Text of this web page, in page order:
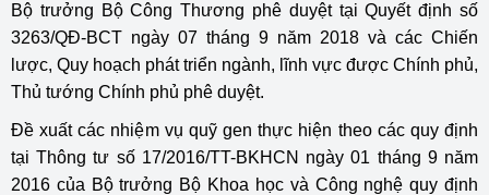
Bộ trưởng Bộ Công Thương phê duyệt tại Quyết định số
3263/QĐ-BCT ngày 07 tháng 9 năm 2018 và các Chiến
lược, Quy hoạch phát triển ngành, lĩnh vực được Chính phủ,
Thủ tướng Chính phủ phê duyệt.
Đề xuất các nhiệm vụ quỹ gen thực hiện theo các quy định
tại Thông tư số 17/2016/TT-BKHCN ngày 01 tháng 9 năm
2016 của Bộ trưởng Bộ Khoa học và Công nghệ quy định